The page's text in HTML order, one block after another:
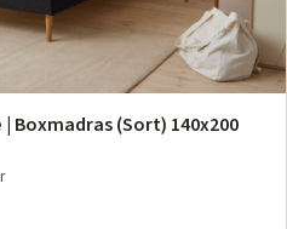
Boxmadras (Sort) 140x200